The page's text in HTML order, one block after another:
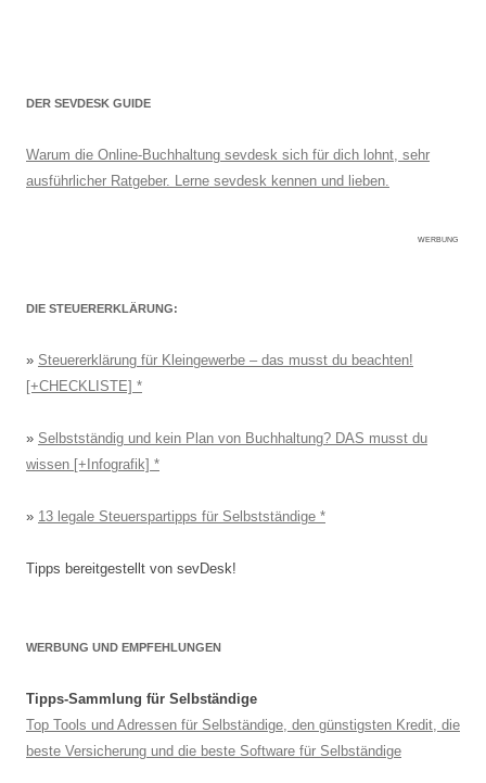
DER SEVDESK GUIDE
Warum die Online-Buchhaltung sevdesk sich für dich lohnt, sehr
ausführlicher Ratgeber. Lerne sevdesk kennen und lieben.
WERBUNG
DIE STEUERERKLÄRUNG:
» Steuererklärung für Kleingewerbe – das musst du beachten!
[+CHECKLISTE]
» Selbstständig und kein Plan von Buchhaltung? DAS musst du
wissen [+Infografik]
» 13 legale Steuerspartipps für Selbstständige
Tipps bereitgestellt von sevDesk!
WERBUNG UND EMPFEHLUNGEN
Tipps-Sammlung für Selbständige
Top Tools und Adressen für Selbständige, den günstigsten Kredit, die
beste Versicherung und die beste Software für Selbständige